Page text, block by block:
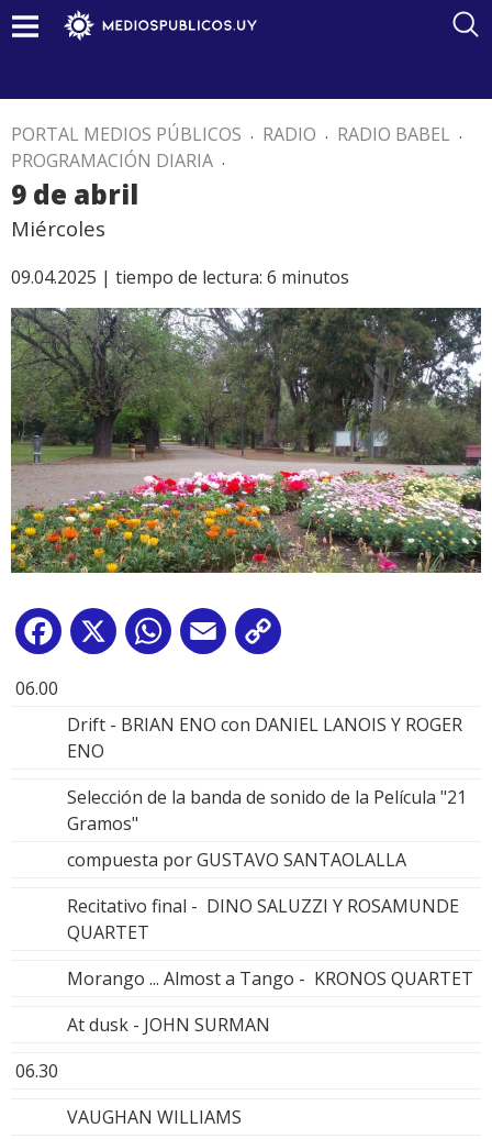
PORTAL MEDIOS PÚBLICOS . RADIO . RADIO BABEL .
PROGRAMACIÓN DIARIA .
9 de abril
Miércoles
09.04.2025 | tiempo de lectura: 6 minutos
Facebook
X WhatsApp
Email
06.00
Drift - BRIAN ENO con DANIEL LANOIS Y ROGER
ENO
Selección de la banda de sonido de la Película "21
Gramos"
compuesta por GUSTAVO SANTAOLALLA
Recitativo final - DINO SALUZZI Y ROSAMUNDE
QUARTET
Morango ... Almost a Tango - KRONOS QUARTET
At dusk - JOHN SURMAN
06.30
VAUGHAN WILLIAMS